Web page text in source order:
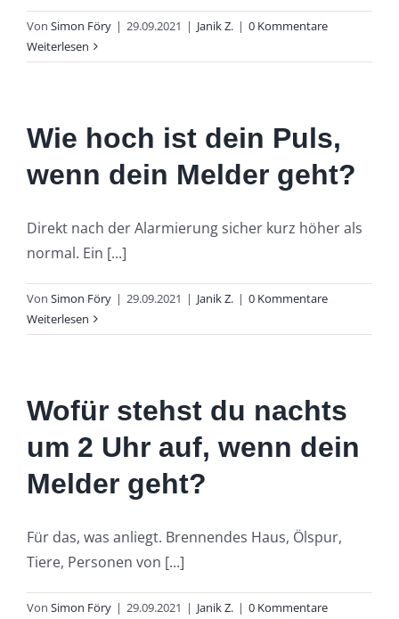
Von Simon Föry | 29.09.2021 | Janik Z. | 0 Kommentare
Weiterlesen
Wie hoch ist dein Puls,
wenn dein Melder geht?
Direkt nach der Alarmierung sicher kurz höher als
normal. Ein [...]
Von Simon Föry | 29.09.2021 | Janik Z. | 0 Kommentare
Weiterlesen
Wofür stehst du nachts
um 2 Uhr auf, wenn dein
Melder geht?
Für das, was anliegt. Brennendes Haus, Ölspur,
Tiere, Personen von [...]
Von Simon Föry | 29.09.2021 | Janik Z. | 0 Kommentare